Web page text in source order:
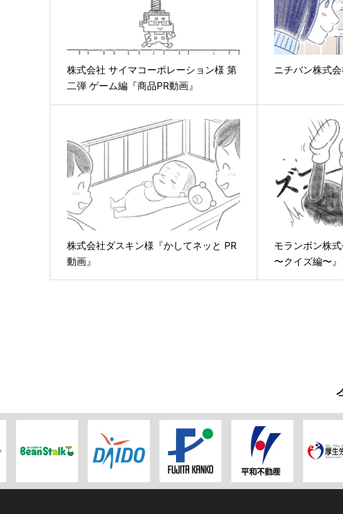
株式会社 サイマコーポレーション様 第
二弾 ゲーム編『商品PR動画』
ニチバン株式
株式会社ダスキン様『かしてネッと PR
動画』
モランボン株
〜クイズ編〜』